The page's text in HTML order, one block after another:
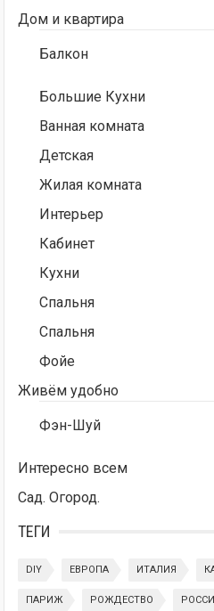
Дом и квартира
Балкон
Большие Кухни
Ванная комната
Детская
Жилая комната
Интерьер
Кабинет
Кухни
Спальня
Спальня
Фойе
Живём удобно
Фэн-Шуй
Интересно всем
Сад. Огород.
ТЕГИ
DIY ЕВРОПА ИТАЛИЯ
ПАРИЖ РОЖДЕСТВО